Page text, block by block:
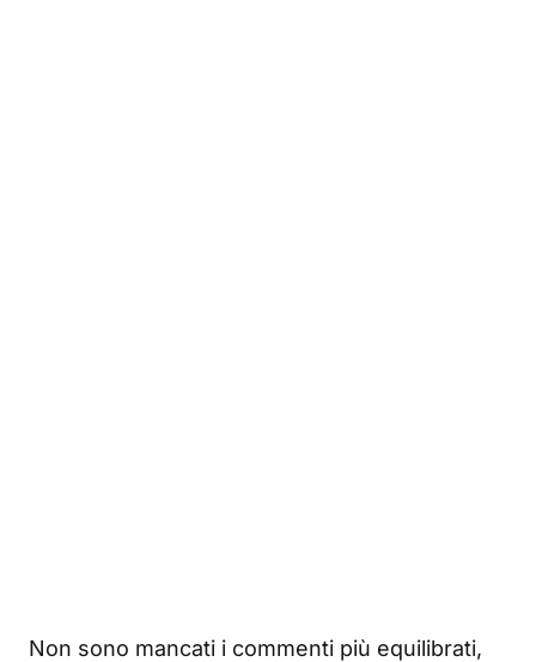
Non sono mancati i commenti più equilibrati,